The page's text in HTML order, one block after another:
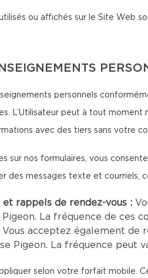
ou affichés sur le Site Web
personnels
L’Utilisateur peut à tout
avec des tiers sans votre
sur nos formulaires, vous
des messages texte et courriels,
rappels de rendez-vous :
La fréquence de ces
Vous acceptez également de
Pigeon. La fréquence peut
selon votre forfait